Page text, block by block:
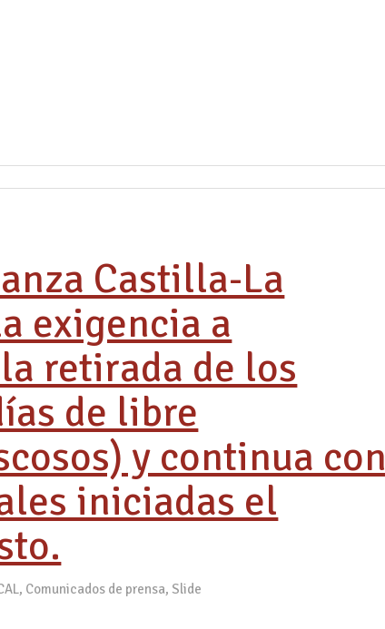
Castilla-La
exigencia a
retirada de los
de libre
y continua con
iniciadas el
, Comunicados de prensa, Slide